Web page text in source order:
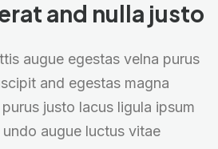
and nulla justo
augue egestas velna purus
and egestas magna
justo lacus ligula ipsum
augue luctus vitae